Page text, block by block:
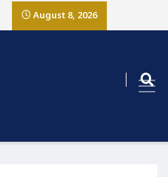
August 8, 2026